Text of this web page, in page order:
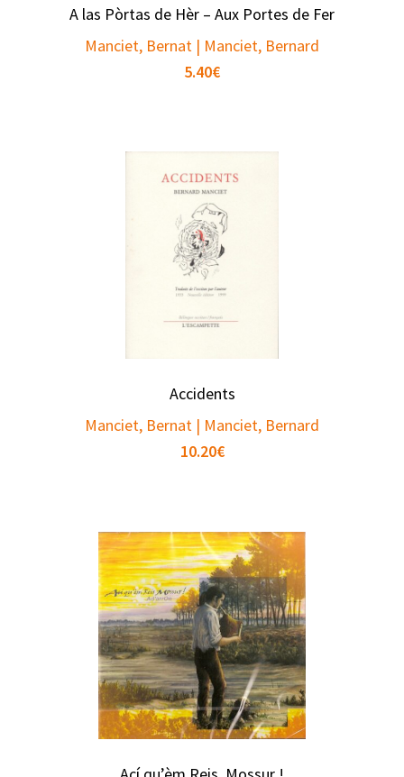
A las Pòrtas de Hèr – Aux Portes de Fer
Manciet, Bernat | Manciet, Bernard
5.40€
Accidents
Manciet, Bernat | Manciet, Bernard
10.20€